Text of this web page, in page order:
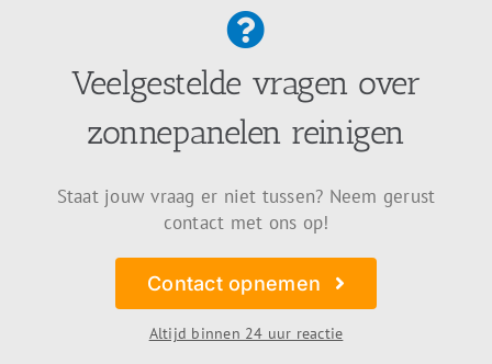
Veelgestelde vragen over
zonnepanelen reinigen
Staat jouw vraag er niet tussen? Neem gerust
contact met ons op!
Contact opnemen
Altijd binnen 24 uur reactie